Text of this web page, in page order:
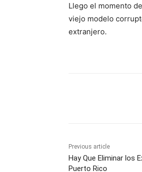
Llego el momento
viejo modelo
extranjero.
Previous article
Hay Que Eliminar los
Puerto Rico